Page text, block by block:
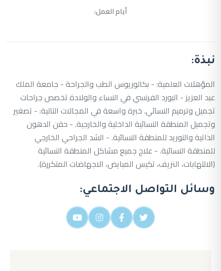
أيام العمل:
نبذة:
المؤهلات العلمية: - بكالوريوس الطب والجراحة - جامعة الملك
عبد العزيز - البورد الفرنسي في النساء والولادة تخصص جراحات
تجميل وترميم النسائي. خبرة واسعة في المجالات التالية: - تصغير
وتجميل المنطقة النسائية الداخلية والخارجية. - حقن الدهون
الذاتية والتوريد للمنطقة النسائية. - الشد الجراحي الخارجي
للمنطقة النسائية. - علاج جميع مشاكل المنطقة النسائية
(الالتهابات، النزيف، تكيس المبايض، الاجهاضات المتكررة).
وسائل التواصل الاجتماعي: